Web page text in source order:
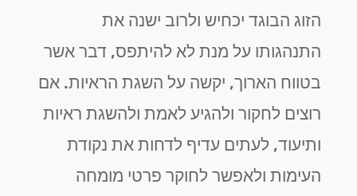
הזוג הבוגד יכחיש ולרוב ישנה את
התנהגותו על מנת לא להיתפס, דבר אשר
בטווח הארוך, יקשה על השגת הראיות. אם
רוצים לחקור ולהגיע לאמת ולהשגת ראיות
ותיעוד, לעתים עדיף לדחות את נקודת
העימות ולאפשר לחוקר פרטי מומחה